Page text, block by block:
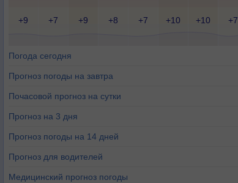
+9 +7 +9 +8 +7 +10 +10 +7
Погода сегодня
Прогноз погоды на завтра
Почасовой прогноз на сутки
Прогноз на 3 дня
Прогноз погоды на 14 дней
Прогноз для водителей
Медицинский прогноз погоды